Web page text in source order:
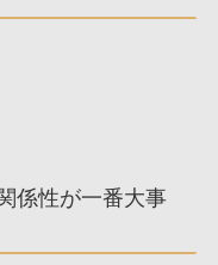
係性が一番大事